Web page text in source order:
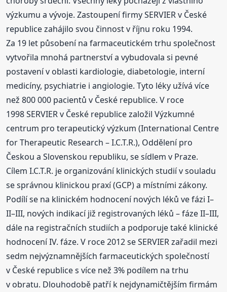
výzkumu a vývoje. Zastoupení firmy SERVIER v České
republice zahájilo svou činnost v říjnu roku 1994.
Za 19 let působení na farmaceutickém trhu společnost
vytvořila mnohá partnerství a vybudovala si pevné
postavení v oblasti kardiologie, diabetologie, interní
medicíny, psychiatrie i angiologie. Tyto léky užívá více
než 800 000 pacientů v České republice. V roce
1998 SERVIER v České republice založil Výzkumné
centrum pro terapeutický výzkum (International Centre
for Therapeutic Research – I.C.T.R.), Oddělení pro
Českou a Slovenskou republiku, se sídlem v Praze.
Cílem I.C.T.R. je organizování klinických studií v souladu
se správnou klinickou praxí (GCP) a místními zákony.
Podílí se na klinickém hodnocení nových léků ve fázi I–
II–III, nových indikací již registrovaných léků – fáze II–III,
dále na registračních studiích a podporuje také klinické
hodnocení IV. fáze. V roce 2012 se SERVIER zařadil mezi
sedm nejvýznamnějších farmaceutických společností
v České republice s více než 3% podílem na trhu
v obratu. Dlouhodobě patří k nejdynamičtějším firmám